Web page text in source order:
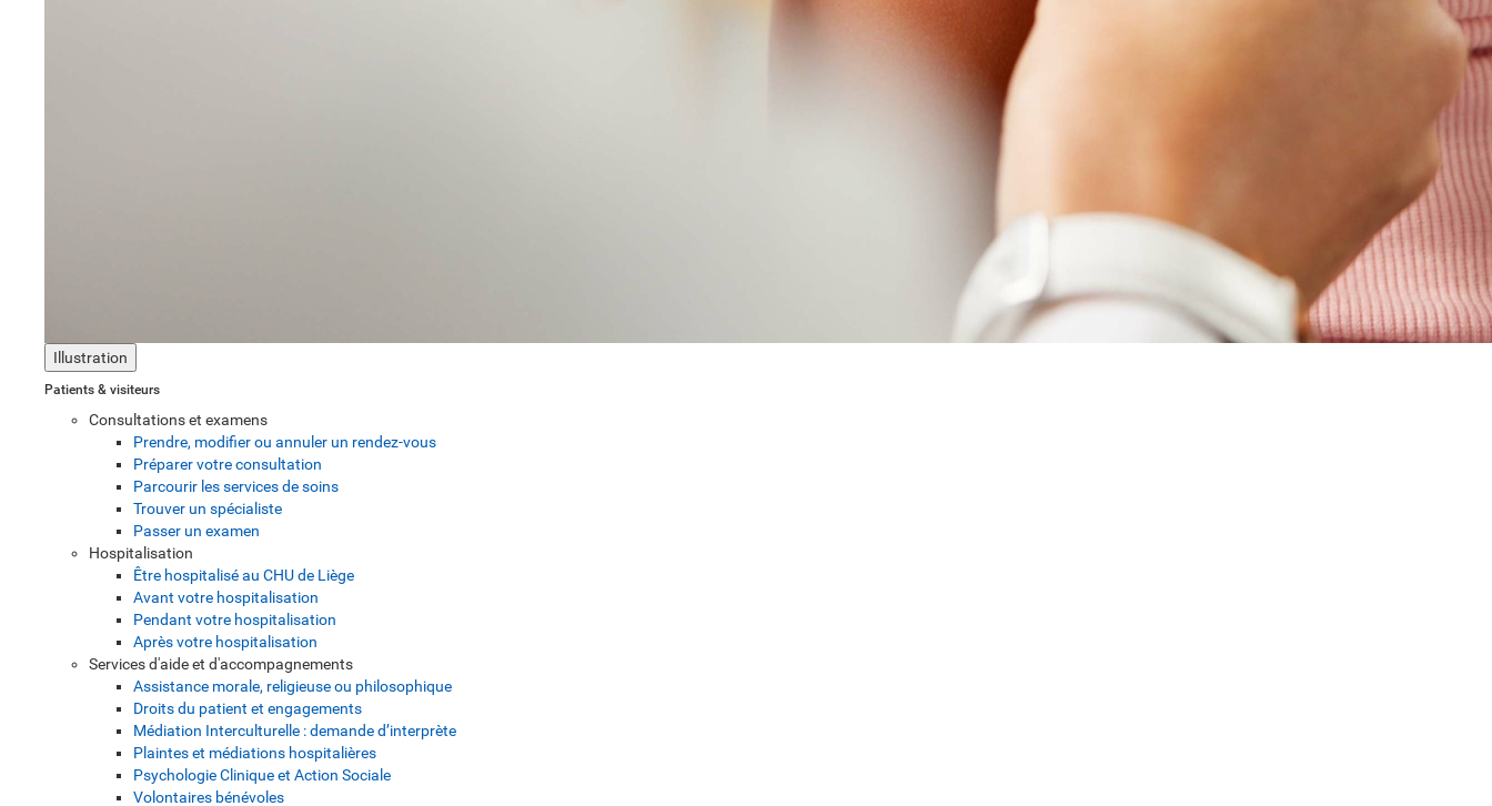
Illustration
Patients & visiteurs
Consultations et examens
Prendre, modifier ou annuler un rendez-vous
Préparer votre consultation
Parcourir les services de soins
Trouver un spécialiste
Passer un examen
Hospitalisation
Être hospitalisé au CHU de Liège
Avant votre hospitalisation
Pendant votre hospitalisation
Après votre hospitalisation
Services d'aide et d'accompagnements
Assistance morale, religieuse ou philosophique
Droits du patient et engagements
Médiation Interculturelle : demande d’interprète
Plaintes et médiations hospitalières
Psychologie Clinique et Action Sociale
Volontaires bénévoles